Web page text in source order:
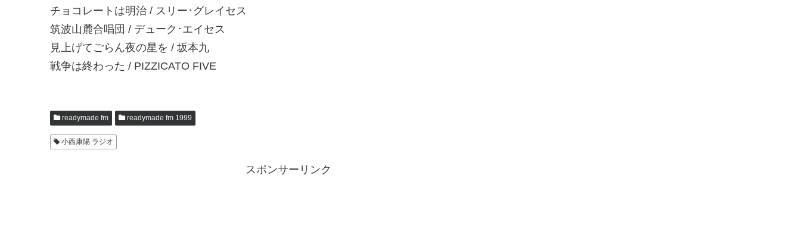
チョコレートは明治 / スリー･グレイセス
筑波山麓合唱団 / デューク･エイセス
見上げてごらん夜の星を / 坂本九
戦争は終わった / PIZZICATO FIVE
readymade fm readymade fm 1999
小西康陽 ラジオ
スポンサーリンク